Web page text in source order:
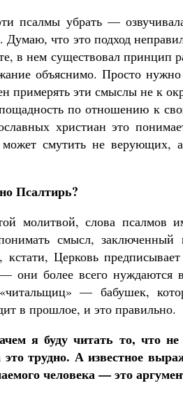
псалмы убрать —
что это подход
в нем существовал принцип
объяснимо. Просто
примерять эти смыслы не к
по отношению к
христиан это
смутить не верующих,
Псалтирь?
молитвой, слова псалмов
смысл, заключенный
кстати, Церковь
они более всего нуждаются
— бабушек,
в прошлое, и это правильно.
я буду читать то, что
это трудно. А известное
человека — это